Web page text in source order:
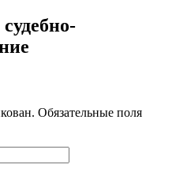
Обязательные поля